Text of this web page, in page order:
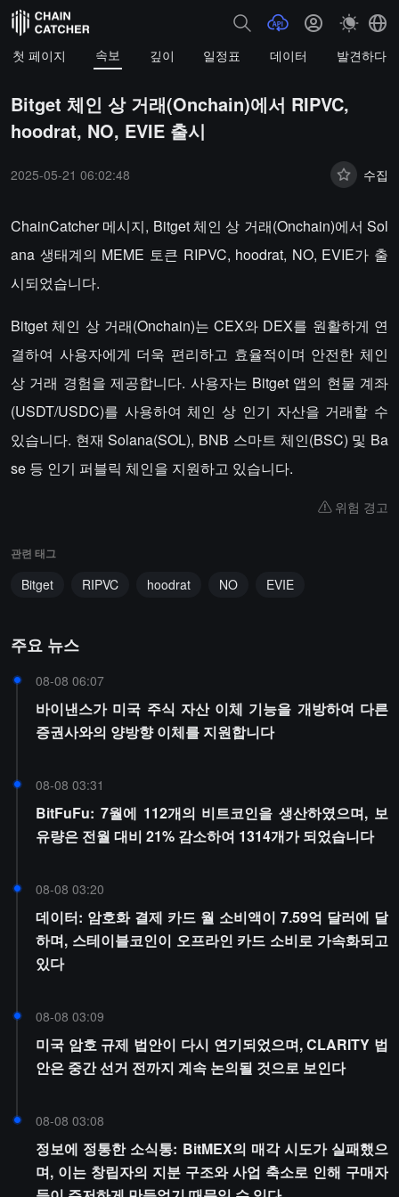
첫 페이지 속보 깊이 일정표 데이터 발견하다
Bitget 체인 상 거래(Onchain)에서 RIPVC,
hoodrat, NO, EVIE 출시
2025-05-21 06:02:48 수집
ChainCatcher 메시지, Bitget 체인 상 거래(Onchain)에서 Sol
ana 생태계의 MEME 토큰 RIPVC, hoodrat, NO, EVIE가 출
시되었습니다.
Bitget 체인 상 거래(Onchain)는 CEX와 DEX를 원활하게 연
결하여 사용자에게 더욱 편리하고 효율적이며 안전한 체인
상 거래 경험을 제공합니다. 사용자는 Bitget 앱의 현물 계좌
(USDT/USDC)를 사용하여 체인 상 인기 자산을 거래할 수
있습니다. 현재 Solana(SOL), BNB 스마트 체인(BSC) 및 Ba
se 등 인기 퍼블릭 체인을 지원하고 있습니다.
위험 경고
관련 태그
Bitget RIPVC hoodrat NO EVIE
주요 뉴스
08-08 06:07
바이낸스가 미국 주식 자산 이체 기능을 개방하여 다른
증권사와의 양방향 이체를 지원합니다
08-08 03:31
BitFuFu: 7월에 112개의 비트코인을 생산하였으며, 보
유량은 전월 대비 21% 감소하여 1314개가 되었습니다
08-08 03:20
데이터: 암호화 결제 카드 월 소비액이 7.59억 달러에 달
하며, 스테이블코인이 오프라인 카드 소비로 가속화되고
있다
08-08 03:09
미국 암호 규제 법안이 다시 연기되었으며, CLARITY 법
안은 중간 선거 전까지 계속 논의될 것으로 보인다
08-08 03:08
정보에 정통한 소식통: BitMEX의 매각 시도가 실패했으
며, 이는 창립자의 지분 구조와 사업 축소로 인해 구매자